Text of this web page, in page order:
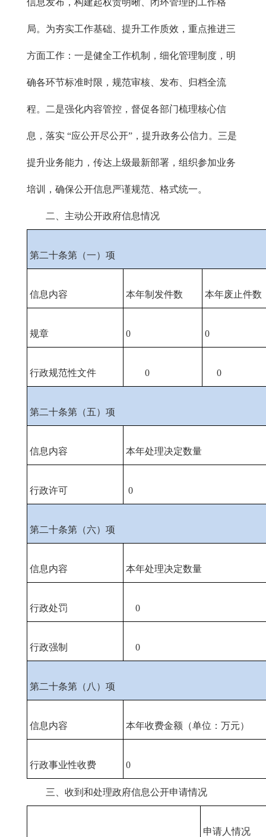
局。为夯实工作基础、提升工作质效，重点推进三
方面工作：一是健全工作机制，细化管理制度，明
确各环节标准时限，规范审核、发布、归档全流
程。二是强化内容管控，督促各部门梳理核心信
息，落实 “应公开尽公开”，提升政务公信力。三是
提升业务能力，传达上级最新部署，组织参加业务
培训，确保公开信息严谨规范、格式统一。
二、主动公开政府信息情况
第二十条第（一）项
信息内容 本年制发件数 本年废止件数
规章 0 0
行政规范性文件 0 0
第二十条第（五）项
信息内容 本年处理决定数量
行政许可 0
第二十条第（六）项
信息内容 本年处理决定数量
行政处罚 0
行政强制 0
第二十条第（八）项
信息内容 本年收费金额（单位：万元）
行政事业性收费 0
三、收到和处理政府信息公开申请情况
申请人情况